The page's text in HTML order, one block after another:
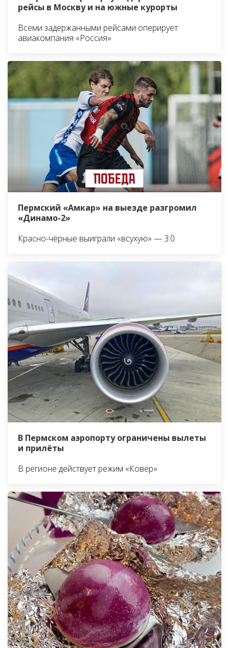
рейсы в Москву и на южные курорты
Всеми задержанными рейсами оперирует
авиакомпания «Россия»
Пермский «Амкар» на выезде разгромил
«Динамо-2»
Красно-чёрные выиграли «всухую» — 3:0
В Пермском аэропорту ограничены вылеты
и прилёты
В регионе действует режим «Ковёр»